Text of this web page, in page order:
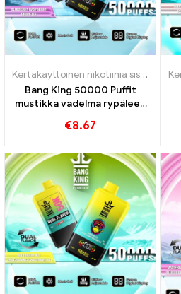
Kertakäyttöinen nikotiinia sisältävä sähkötupakka
Bang King 50000 Puffit
mustikka vadelma rypäleen
nautintoon
€8.67